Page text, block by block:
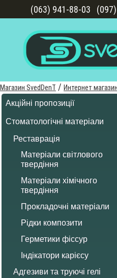
(063) 941-88-03
Магазин SvedDenT / Интернет магазин
Акційні пропозиції
Стоматологічні матеріали
Реставрація
Матеріали світлового
твердіння
Матеріали хімічного
твердіння
Прокладочні матеріали
Рідки композити
Герметики фіссур
Індікатори карієсу
Адгезиви та труючі гелі